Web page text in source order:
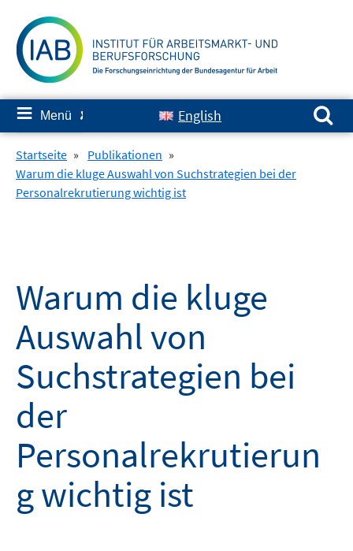
zum
Inhalt
≡ Menü ✘ English
Suchen nach:
Startseite » Publikationen »
Warum die kluge Auswahl von Suchstrategien bei der
Personalrekrutierung wichtig ist
Warum die kluge
Auswahl von
Suchstrategien bei
der
Personalrekrutierun
g wichtig ist